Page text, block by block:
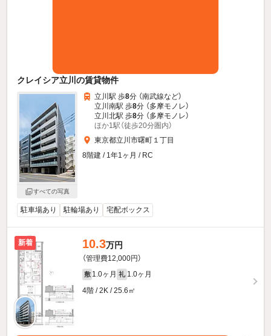
クレイシア立川の賃貸物件
すべての写真
立川駅 歩8分 （南武線など）
立川南駅 歩8分 （多摩モノレ）
立川北駅 歩8分 （多摩モノレ）
ほか1駅（徒歩20分圏内）
東京都立川市曙町１丁目
8階建 / 1年1ヶ月 / RC
駐車場あり 駐輪場あり 宅配ボックス
新着 10.3万円
（管理費12,000円）
敷 1.0ヶ月 礼 1.0ヶ月
4階 / 2K / 25.6㎡